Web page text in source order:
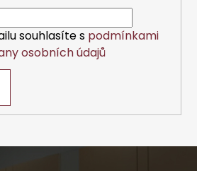
souhlasíte s podmínkami
osobních údajů